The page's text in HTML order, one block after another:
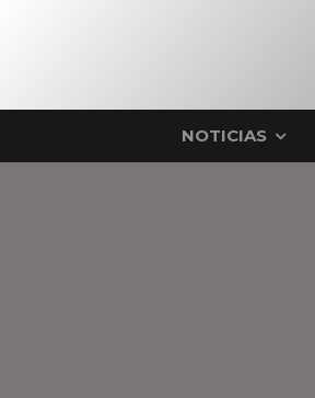
NOTICIAS